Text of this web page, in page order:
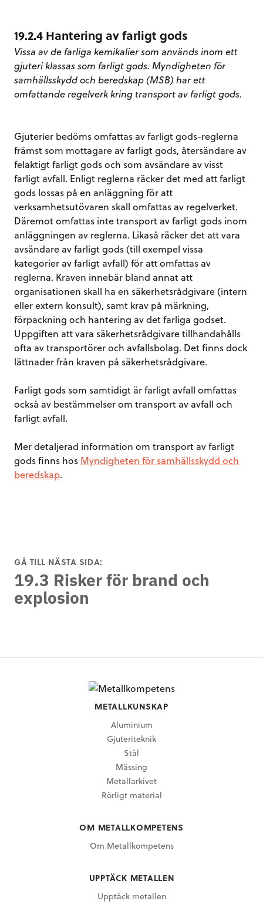
19.2.4 Hantering av farligt gods
Vissa av de farliga kemikalier som används inom ett
gjuteri klassas som farligt gods. Myndigheten för
samhällsskydd och beredskap (MSB) har ett
omfattande regelverk kring transport av farligt gods.
Gjuterier bedöms omfattas av farligt gods-reglerna
främst som mottagare av farligt gods, återsändare av
felaktigt farligt gods och som avsändare av visst
farligt avfall. Enligt reglerna räcker det med att farligt
gods lossas på en anläggning för att
verksamhetsutövaren skall omfattas av regelverket.
Däremot omfattas inte transport av farligt gods inom
anläggningen av reglerna. Likaså räcker det att vara
avsändare av farligt gods (till exempel vissa
kategorier av farligt avfall) för att omfattas av
reglerna. Kraven innebär bland annat att
organisationen skall ha en säkerhetsrådgivare (intern
eller extern konsult), samt krav på märkning,
förpackning och hantering av det farliga godset.
Uppgiften att vara säkerhetsrådgivare tillhandahålls
ofta av transportörer och avfallsbolag. Det finns dock
lättnader från kraven på säkerhetsrådgivare.
Farligt gods som samtidigt är farligt avfall omfattas
också av bestämmelser om transport av avfall och
farligt avfall.
Mer detaljerad information om transport av farligt
gods finns hos Myndigheten för samhällsskydd och
beredskap.
GÅ TILL NÄSTA SIDA:
19.3 Risker för brand och
explosion
METALLKUNSKAP
Aluminium
Gjuteriteknik
Stål
Mässing
Metallarkivet
Rörligt material
OM METALLKOMPETENS
Om Metallkompetens
UPPTÄCK METALLEN
Upptäck metallen